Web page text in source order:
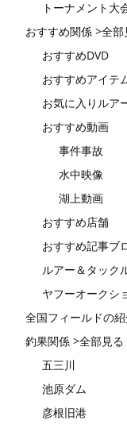
トーナメント大
おすすめ関係 >全部
おすすめDVD
おすすめアイテ
お気に入りルア
おすすめ動画
事件事故
水中映像
湖上動画
おすすめ店舗
おすすめ記事ブ
ルアー＆タック
ヤフーオークシ
全国フィールドの
釣果関係 >全部見る
五三川
池原ダム
彦根旧港